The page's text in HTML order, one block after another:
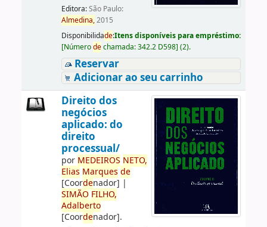
Editora:São Paulo:
Almedina,2015
Disponibilidade:Itens disponíveis para empréstimo:
[Númerodechamada:342.2 D598] (2).
Reservar
Adicionar ao seu carrinho
Direito dos
negócios
aplicado: do
direito
processual/
por MEDEIROS NETO,
Elias Marques de
[Coordenador] |
SIMÃO FILHO,
Adalberto
[Coordenador].